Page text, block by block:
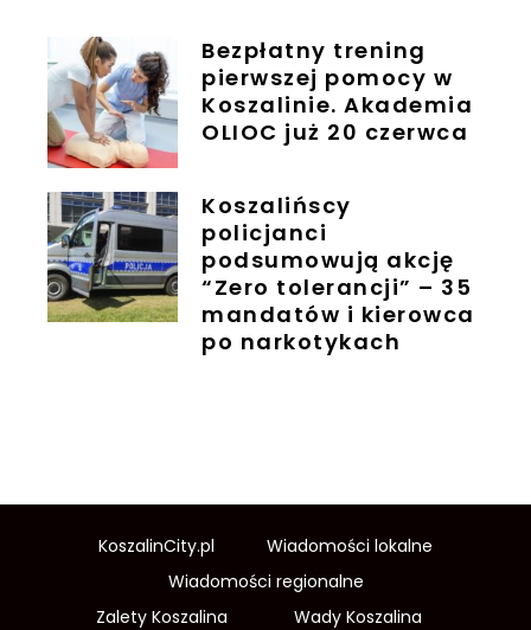
Bezpłatny trening
pierwszej pomocy w
Koszalinie. Akademia
OLIOC już 20 czerwca
Koszalińscy
policjanci
podsumowują akcję
“Zero tolerancji” – 35
mandatów i kierowca
po narkotykach
KoszalinCity.pl
Wiadomości lokalne
Wiadomości regionalne
Zalety Koszalina
Wady Koszalina